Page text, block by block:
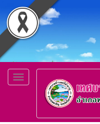
Toggle
navigation